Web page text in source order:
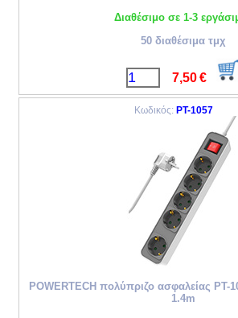
Διαθέσιμο σε 1-3
50 διαθέσιμα τμχ
7,50 €
Κωδικός: PT-1057
POWERTECH πολύπριζο ασφαλείας PT-
1.4m